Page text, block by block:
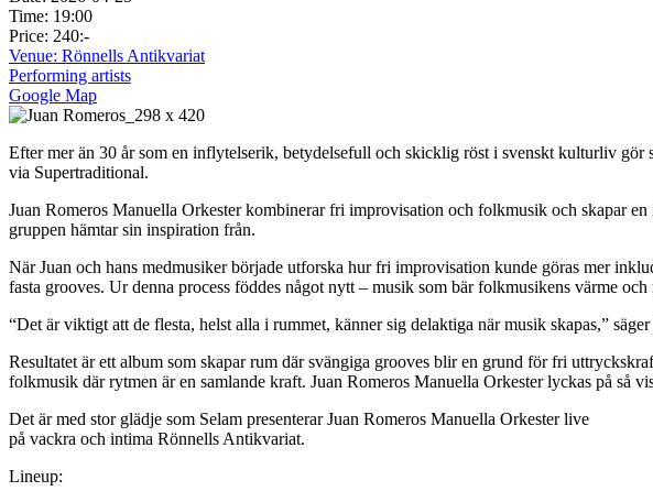
Time: 19:00
Price: 240:-
Venue: Rönnells Antikvariat
Performing artists
Google Map
Efter mer än 30 år som en inflytelserik, betydelsefull och skicklig röst i svenskt kulturliv gör
via Supertraditional.
Juan Romeros Manuella Orkester kombinerar fri improvisation och folkmusik och skapar
gruppen hämtar sin inspiration från.
När Juan och hans medmusiker började utforska hur fri improvisation kunde göras mer
fasta grooves. Ur denna process föddes något nytt – musik som bär folkmusikens värme
“Det är viktigt att de flesta, helst alla i rummet, känner sig delaktiga när musik skapas,” säger
Resultatet är ett album som skapar rum där svängiga grooves blir en grund för fri
folkmusik där rytmen är en samlande kraft. Juan Romeros Manuella Orkester lyckas på så
Det är med stor glädje som Selam presenterar Juan Romeros Manuella Orkester live
på vackra och intima Rönnells Antikvariat.
Lineup: